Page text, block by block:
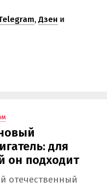
,Дзен и
для
он подходит
отечественный